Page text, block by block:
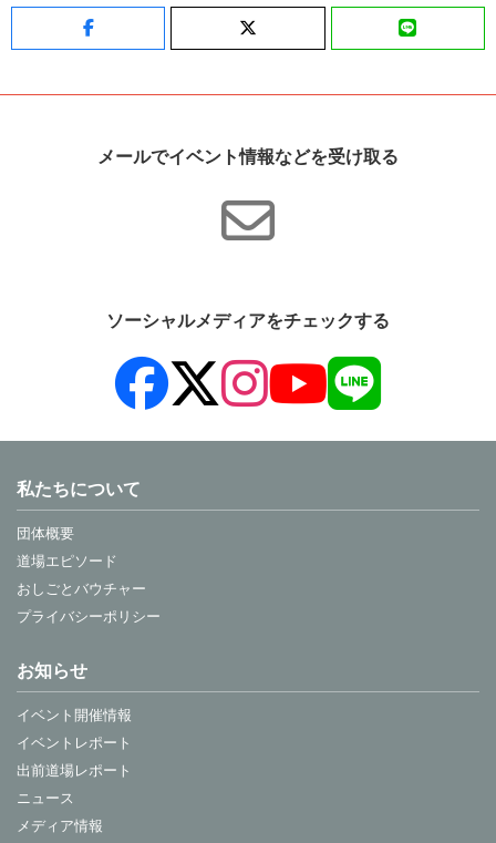
初対面の人とは緊張してなかなか話せないけど、今日
はいつもと違って楽しくいっぱい話せました。いろい
てあげたいです。楽しかったです。
ゃいました。中途半端にできあがったけど楽しかった
本当にネイリストになった気分になれてとても楽しか
ったです。またやってみたいです。楽しかったので、
友だちのネイルをやると喜んでくれて、喜んでもらう
とさらにきれいにやりたいなと思いました。そうする
う。」と思いました。でも、楽しかったです。
はじめて体験したんですけど、とっても楽しくできま
した！ドットとかも本当に簡単にできて、家でもでき
Facebook LINE
メールでイベント情報などを受け取る
ソーシャルメディアをチェックする
私たちについて
団体概要
道場エピソード
おしごとバウチャー
プライバシーポリシー
お知らせ
イベント開催情報
イベントレポート
出前道場レポート
ニュース
メディア情報